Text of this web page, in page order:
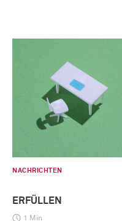
NACHRICHTEN
ERFÜLLEN
1 Min